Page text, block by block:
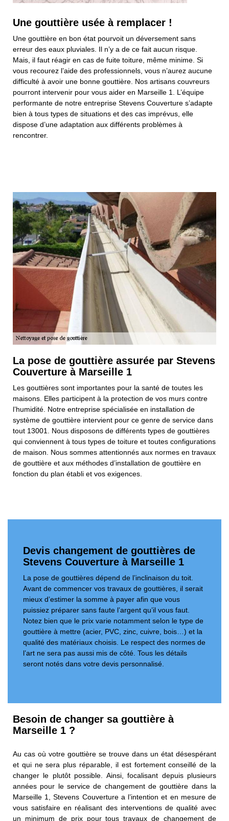
Une gouttière usée à remplacer !
Une gouttière en bon état pourvoit un déversement sans
erreur des eaux pluviales. Il n’y a de ce fait aucun risque.
Mais, il faut réagir en cas de fuite toiture, même minime. Si
vous recourez l’aide des professionnels, vous n’aurez aucune
difficulté à avoir une bonne gouttière. Nos artisans couvreurs
pourront intervenir pour vous aider en Marseille 1. L’équipe
performante de notre entreprise Stevens Couverture s’adapte
bien à tous types de situations et des cas imprévus, elle
dispose d’une adaptation aux différents problèmes à
rencontrer.
La pose de gouttière assurée par Stevens
Couverture à Marseille 1
Les gouttières sont importantes pour la santé de toutes les
maisons. Elles participent à la protection de vos murs contre
l’humidité. Notre entreprise spécialisée en installation de
système de gouttière intervient pour ce genre de service dans
tout 13001. Nous disposons de différents types de gouttières
qui conviennent à tous types de toiture et toutes configurations
de maison. Nous sommes attentionnés aux normes en travaux
de gouttière et aux méthodes d’installation de gouttière en
fonction du plan établi et vos exigences.
Devis changement de gouttières de
Stevens Couverture à Marseille 1
La pose de gouttières dépend de l’inclinaison du toit.
Avant de commencer vos travaux de gouttières, il serait
mieux d’estimer la somme à payer afin que vous
puissiez préparer sans faute l’argent qu’il vous faut.
Notez bien que le prix varie notamment selon le type de
gouttière à mettre (acier, PVC, zinc, cuivre, bois…) et la
qualité des matériaux choisis. Le respect des normes de
l’art ne sera pas aussi mis de côté. Tous les détails
seront notés dans votre devis personnalisé.
Besoin de changer sa gouttière à
Marseille 1 ?
Au cas où votre gouttière se trouve dans un état désespérant
et qui ne sera plus réparable, il est fortement conseillé de la
changer le plutôt possible. Ainsi, focalisant depuis plusieurs
années pour le service de changement de gouttière dans la
Marseille 1, Stevens Couverture a l’intention et en mesure de
vous satisfaire en réalisant des interventions de qualité avec
un minimum de prix pour tous travaux de changement de